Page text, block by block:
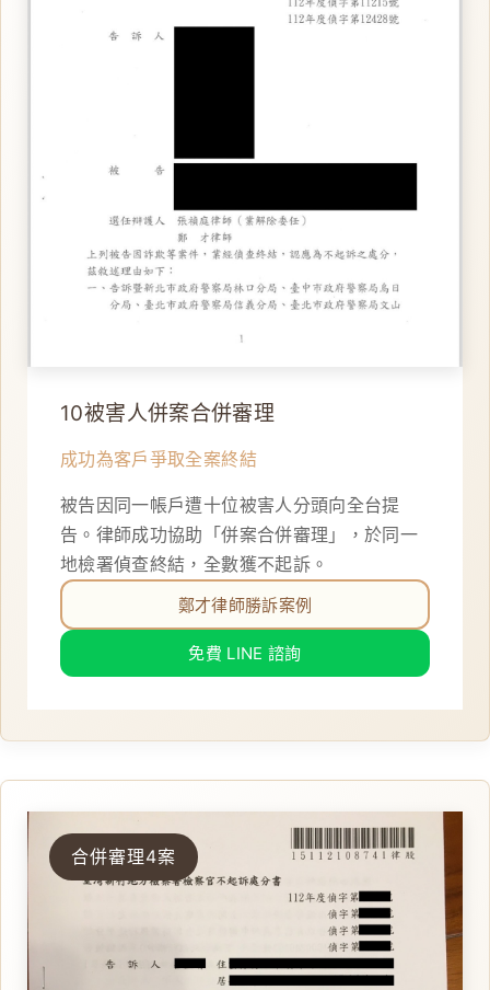
10被害人併案合併審理
成功為客戶爭取全案終結
被告因同一帳戶遭十位被害人分頭向全台提
告。律師成功協助「併案合併審理」，於同一
地檢署偵查終結，全數獲不起訴。
鄭才律師勝訴案例
免費 LINE 諮詢
合併審理4案